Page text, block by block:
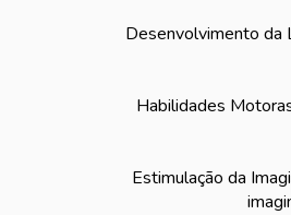
Desenvolvimento da
Habilidades
Estimulação da